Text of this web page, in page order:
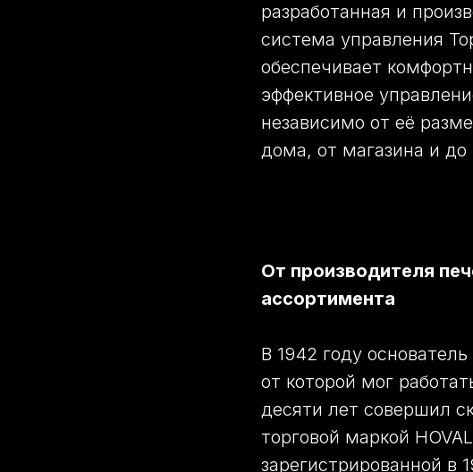
разработанная и
система управления
обеспечивает
эффективное
независимо от её
дома, от магазина и до
От производителя
ассортимента
В 1942 году
от которой мог
десяти лет совершил
торговой маркой
зарегистрированной в